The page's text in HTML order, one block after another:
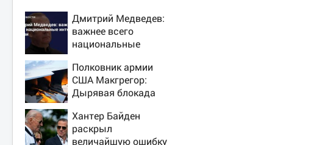
Дмитрий Медведев:
важнее всего
национальные
Полковник армии
США Макгрегор:
Дырявая блокада
командовании ВМФ
России за это
Хантер Байден
раскрыл
величайшую ошибку